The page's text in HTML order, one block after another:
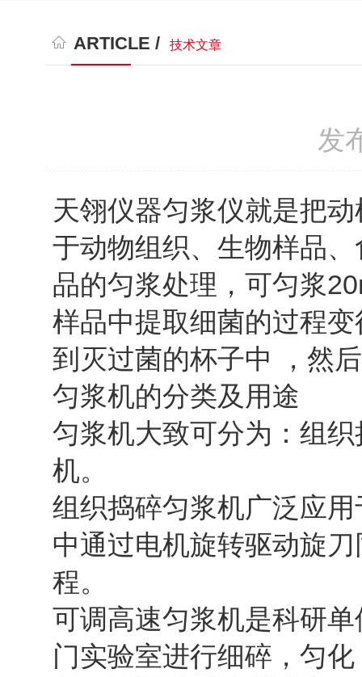
ARTICLE / 技术文章
发
天翎仪器匀浆仪就是把
于动物组织、生物样品
品的匀浆处理，可匀浆
样品中提取细菌的过程
到灭过菌的杯子中 ，然
匀浆机的分类及用途
匀浆机大致可分为：组
机。
组织捣碎匀浆机广泛应
中通过电机旋转驱动旋
程。
可调高速匀浆机是科研
门实验室进行细碎，匀